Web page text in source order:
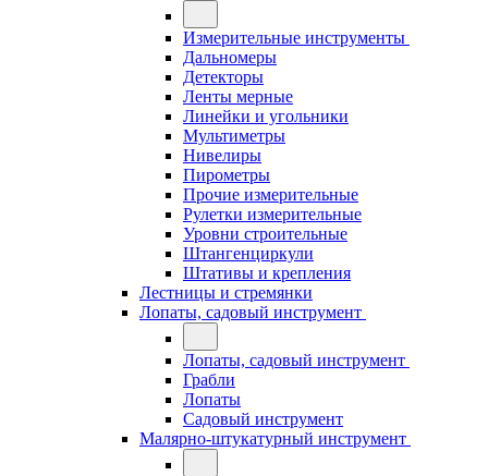
Измерительные инструменты
Дальномеры
Детекторы
Ленты мерные
Линейки и угольники
Мультиметры
Нивелиры
Пирометры
Прочие измерительные
Рулетки измерительные
Уровни строительные
Штангенциркули
Штативы и крепления
Лестницы и стремянки
Лопаты, садовый инструмент
Лопаты, садовый инструмент
Грабли
Лопаты
Садовый инструмент
Малярно-штукатурный инструмент